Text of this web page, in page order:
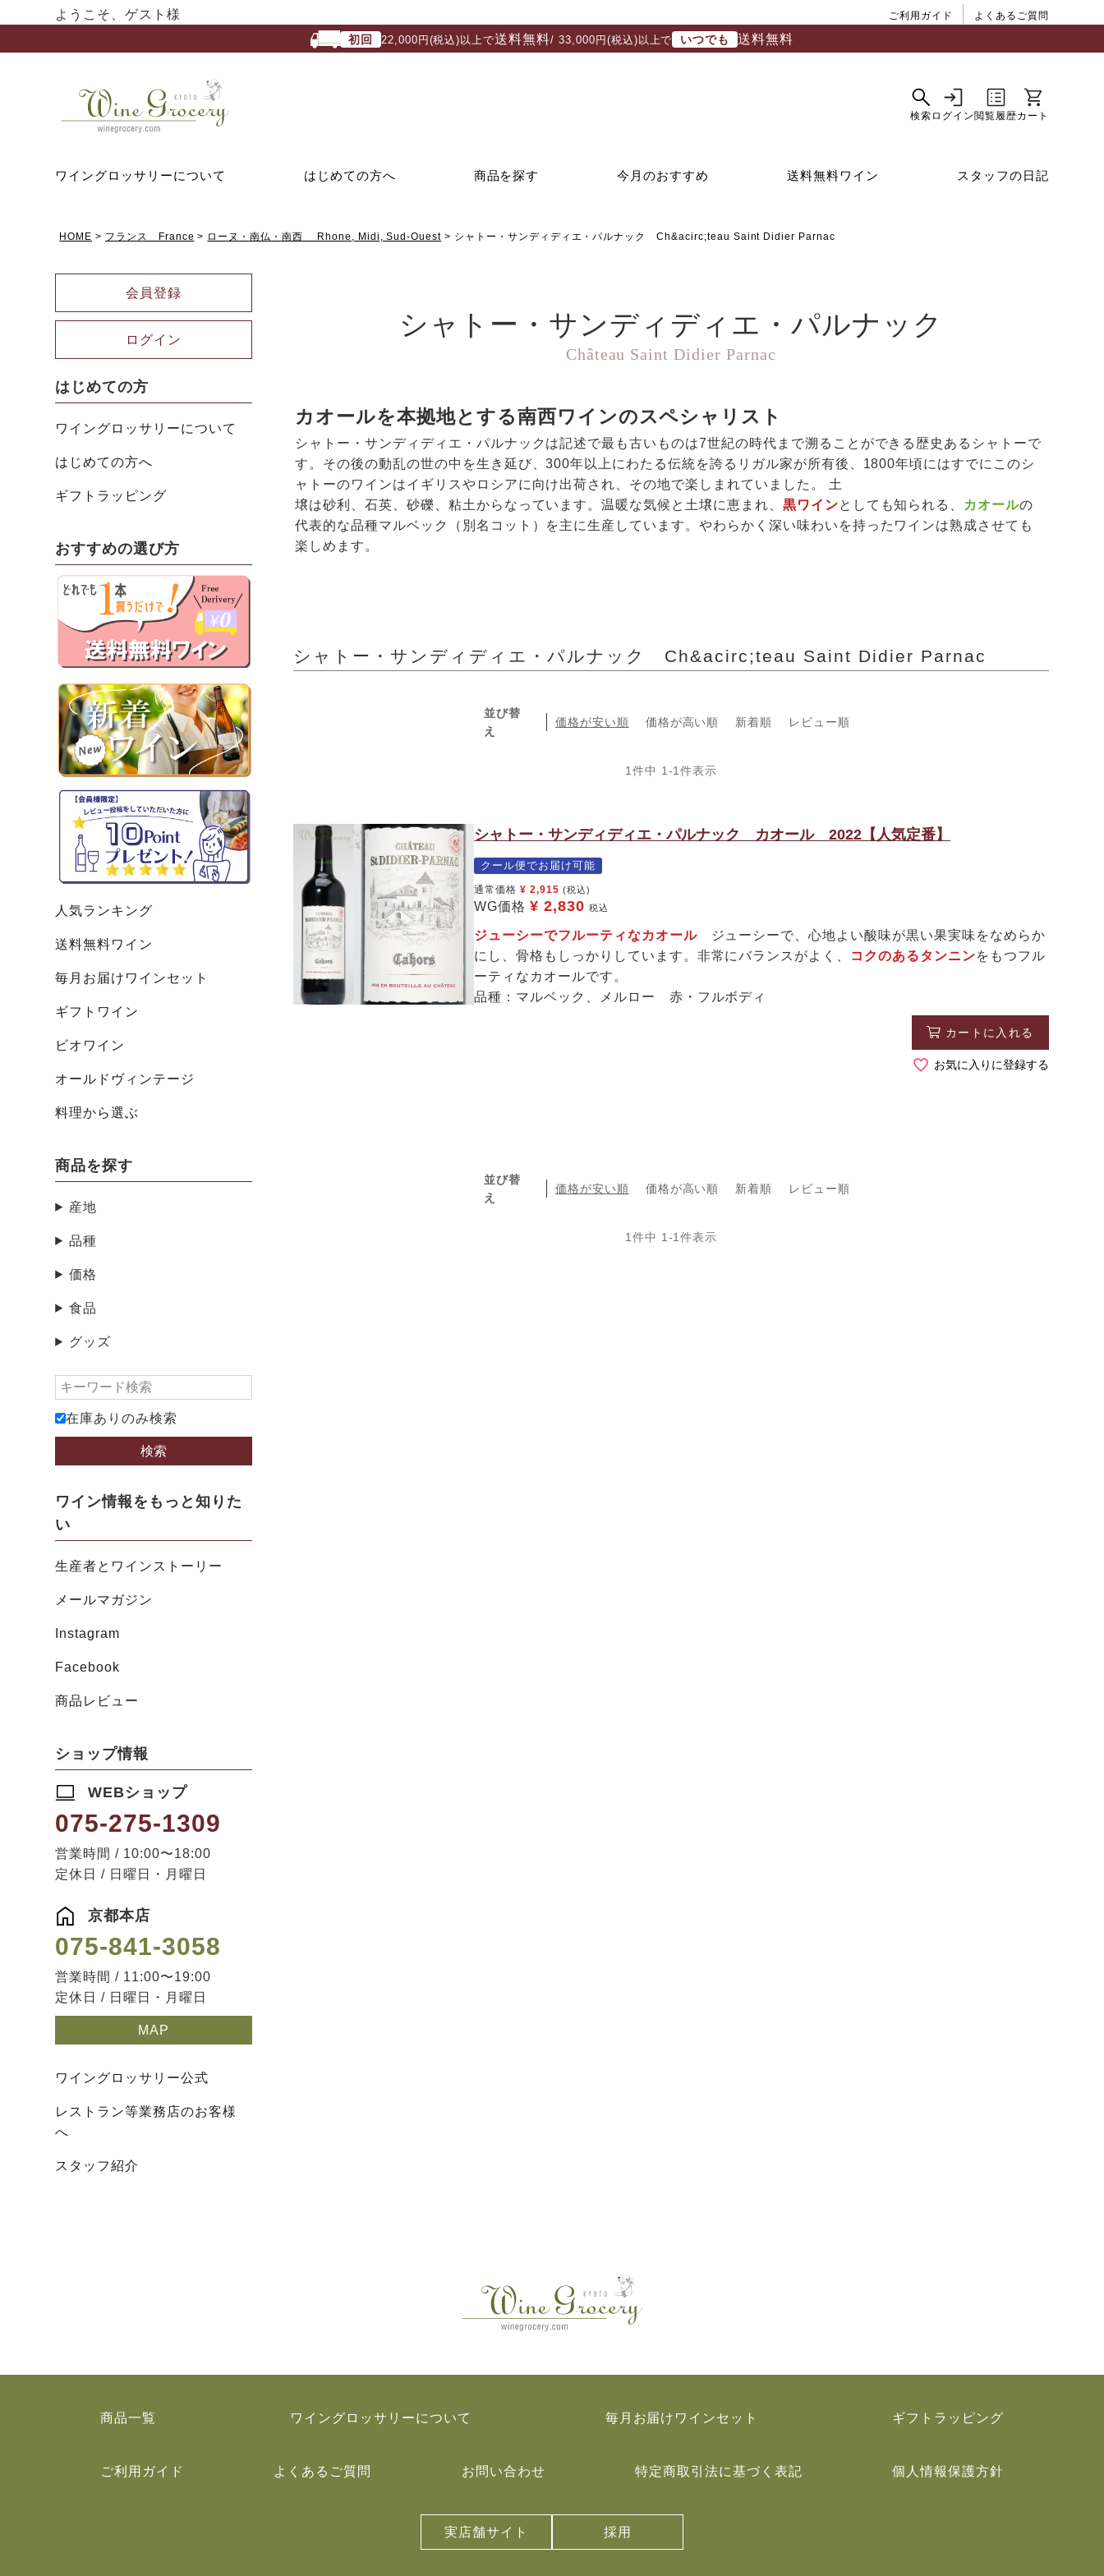
ようこそ、ゲスト様 ご利用ガイド よくあるご質問
初回 22,000円(税込)以上で送料無料/ 33,000円(税込)以上で いつでも 送料無料
ワイングロッサリーについて はじめての方へ 商品を探す 今月のおすすめ 送料無料ワイン スタッフの日記
HOME フランス France ローヌ・南仏・南西 Rhone, Midi, Sud-Ouest シャトー・サンディディエ・パルナック Ch&acirc;teau Saint Didier Parnac
会員登録
ログイン
はじめての方
ワイングロッサリーについて
はじめての方へ
ギフトラッピング
おすすめの選び方
人気ランキング
送料無料ワイン
毎月お届けワインセット
ギフトワイン
ビオワイン
オールドヴィンテージ
料理から選ぶ
商品を探す
産地
品種
価格
食品
グッズ
在庫ありのみ検索
検索
ワイン情報をもっと知りた
い
生産者とワインストーリー
メールマガジン
Instagram
Facebook
商品レビュー
ショップ情報
WEBショップ
075-275-1309
営業時間 / 10:00〜18:00
定休日 / 日曜日・月曜日
京都本店
075-841-3058
営業時間 / 11:00〜19:00
定休日 / 日曜日・月曜日
MAP
ワイングロッサリー公式
レストラン等業務店のお客様
へ
スタッフ紹介
シャトー・サンディディエ・パルナック
Château Saint Didier Parnac
カオールを本拠地とする南西ワインのスペシャリスト
シャトー・サンディディエ・パルナックは記述で最も古いものは7世紀の時代まで溯ることができる歴史あるシャトーで
す。その後の動乱の世の中を生き延び、300年以上にわたる伝統を誇るリガル家が所有後、1800年頃にはすでにこのシ
ャトーのワインはイギリスやロシアに向け出荷され、その地で楽しまれていました。 土
壌は砂利、石英、砂礫、粘土からなっています。温暖な気候と土壌に恵まれ、 黒ワインとしても知られる、 カオールの
代表的な品種マルベック（別名コット）を主に生産しています。やわらかく深い味わいを持ったワインは熟成させても
楽しめます。
シャトー・サンディディエ・パルナック Ch&acirc;teau Saint Didier Parnac
並び替
え
価格が安い順 価格が高い順 新着順 レビュー順
1 件中 1 -1件表示
シャトー・サンディディエ・パルナック カオール 2022【人気定番】
クール便でお届け可能
通常価格 ¥ 2,915 (税込)
WG価格 ¥ 2,830 税込
ジューシーでフルーティなカオールジューシーで、心地よい酸味が黒い果実味をなめらか
にし、骨格もしっかりしています。非常にバランスがよく、
コクのあるタンニンをもつフル
ーティなカオールです。
品種：マルベック、メルロー 赤・フルボディ
カートに入れる
お気に入りに登録する
並び替
え
価格が安い順 価格が高い順 新着順 レビュー順
1 件中 1 -1件表示
商品一覧 ワイングロッサリーについて 毎月お届けワインセット ギフトラッピング
ご利用ガイド よくあるご質問 お問い合わせ 特定商取引法に基づく表記 個人情報保護方針
実店舗サイト 採用